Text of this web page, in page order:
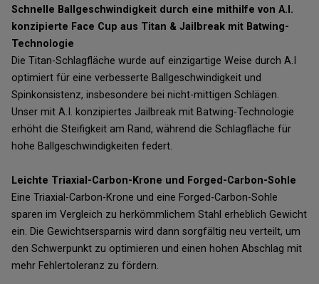
Schnelle Ballgeschwindigkeit durch eine mithilfe von A.I.
konzipierte Face Cup aus Titan & Jailbreak mit Batwing-
Technologie
Die Titan-Schlagfläche wurde auf einzigartige Weise durch A.I
optimiert für eine verbesserte Ballgeschwindigkeit und
Spinkonsistenz, insbesondere bei nicht-mittigen Schlägen.
Unser mit A.I. konzipiertes Jailbreak mit Batwing-Technologie
erhöht die Steifigkeit am Rand, während die Schlagfläche für
hohe Ballgeschwindigkeiten federt.
Leichte Triaxial-Carbon-Krone und Forged-Carbon-Sohle
Eine Triaxial-Carbon-Krone und eine Forged-Carbon-Sohle
sparen im Vergleich zu herkömmlichem Stahl erheblich Gewicht
ein. Die Gewichtsersparnis wird dann sorgfältig neu verteilt, um
den Schwerpunkt zu optimieren und einen hohen Abschlag mit
mehr Fehlertoleranz zu fördern.